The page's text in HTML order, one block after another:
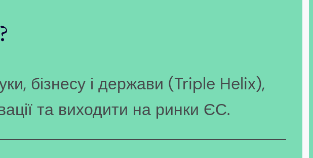
бізнесу і держави (Triple Helix),
та виходити на ринки ЄС.